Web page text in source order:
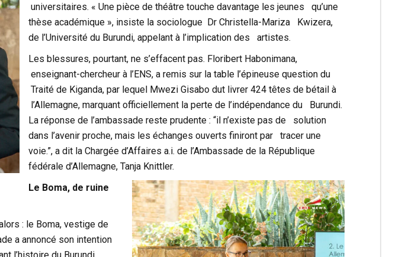
universitaires. « Une pièce de théâtre touche davantage les jeunes qu’une
thèse académique », insiste la sociologue Dr Christella-Mariza Kwizera,
de l’Université du Burundi, appelant à l’implication des artistes.
Les blessures, pourtant, ne s’effacent pas. Floribert Habonimana,
enseignant-chercheur à l’ENS, a remis sur la table l’épineuse question du
Traité de Kiganda, par lequel Mwezi Gisabo dut livrer 424 têtes de bétail à
l’Allemagne, marquant officiellement la perte de l’indépendance du Burundi.
La réponse de l’ambassade reste prudente : “il n’existe pas de solution
dans l’avenir proche, mais les échanges ouverts finiront par tracer une
voie.”, a dit la Chargée d’Affaires a.i. de l’Ambassade de la République
fédérale d’Allemagne, Tanja Knittler.
Le Boma, de ruine
: le Boma, vestige de
a annoncé son intention